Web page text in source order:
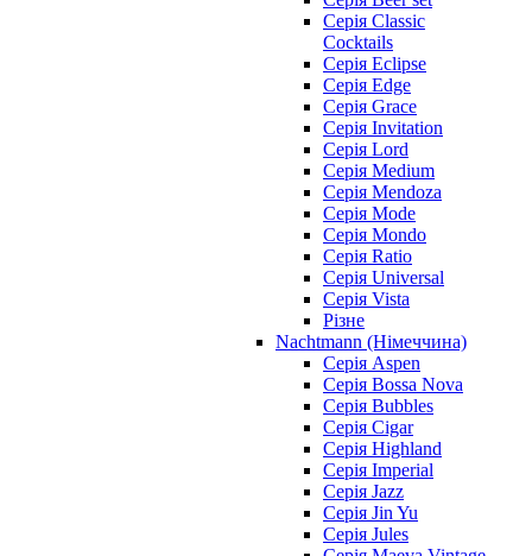
Серія Classic
Cocktails
Серія Eclipse
Серія Edge
Серія Grace
Серія Invitation
Серія Lord
Серія Medium
Серія Mendoza
Серія Mode
Серія Mondo
Серія Ratio
Серія Universal
Серія Vista
Різне
Nachtmann (Німеччина)
Серія Aspen
Серія Bossa Nova
Серія Bubbles
Серія Cigar
Серія Highland
Серія Imperial
Серія Jazz
Серія Jin Yu
Серія Jules